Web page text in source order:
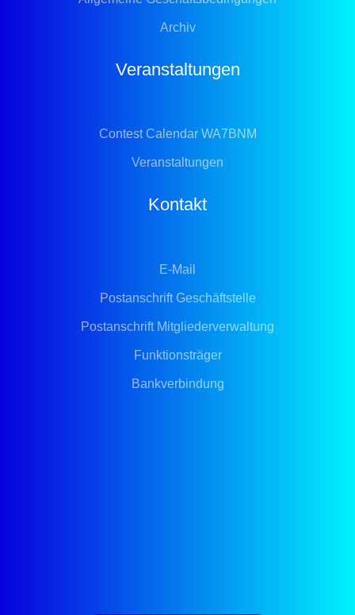
Archiv
Veranstaltungen
Contest Calendar WA7BNM
Veranstaltungen
Kontakt
E-Mail
Postanschrift Geschäftstelle
Postanschrift Mitgliederverwaltung
Funktionsträger
Bankverbindung